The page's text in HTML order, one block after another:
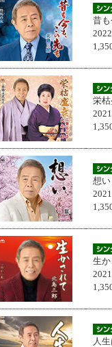
昔
栄
想い
生
人